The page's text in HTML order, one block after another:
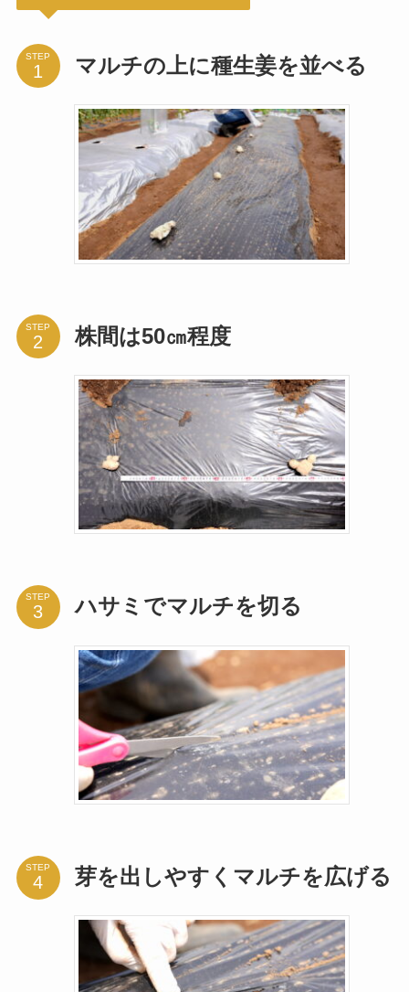
STEP マルチの上に種生姜を並べる
STEP 株間は50㎝程度
STEP ハサミでマルチを切る
STEP 芽を出しやすくマルチを広げる